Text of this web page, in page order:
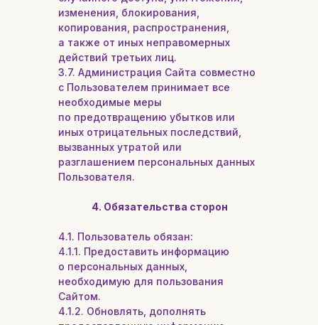
изменения, блокирования,
копирования, распространения,
а также от иных неправомерных
действий третьих лиц.
3.7. Администрация Сайта совместно
с Пользователем принимает все
необходимые меры
по предотвращению убытков или
иных отрицательных последствий,
вызванных утратой или
разглашением персональных данных
Пользователя.
4. Обязательства сторон
4.1. Пользователь обязан:
4.1.1. Предоставить информацию
о персональных данных,
необходимую для пользования
Сайтом.
4.1.2. Обновлять, дополнять